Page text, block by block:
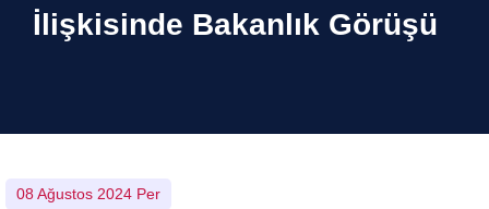
İlişkisinde Bakanlık Görüşü
08 Ağustos 2024 Per